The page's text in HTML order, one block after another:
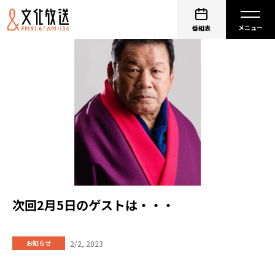
番組表
次回2月5日のゲストは・・・
お知らせ 2/2, 2023